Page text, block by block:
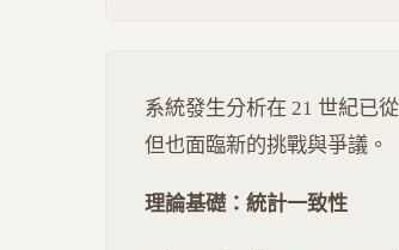
系統發生分析在 21 世紀已
但也面臨新的挑戰與爭議。
理論基礎：統計一致性